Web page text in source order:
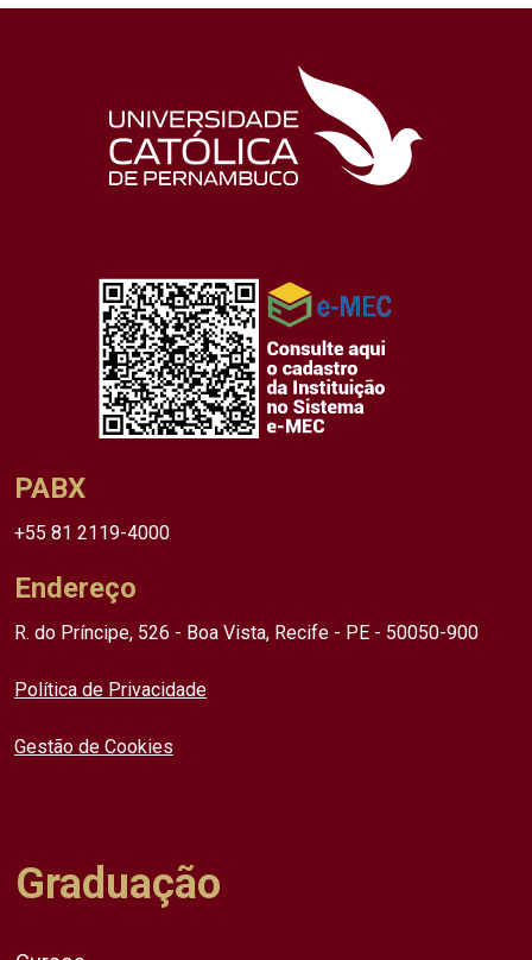
PABX
+55 81 2119-4000
Endereço
R. do Príncipe, 526 - Boa Vista, Recife - PE - 50050-900
Política de Privacidade
Gestão de Cookies
Graduação